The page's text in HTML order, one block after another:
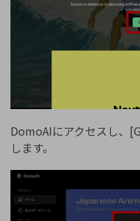
DomoAIにアクセスし、
します。